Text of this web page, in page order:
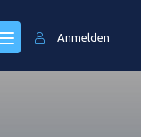
Anmelden